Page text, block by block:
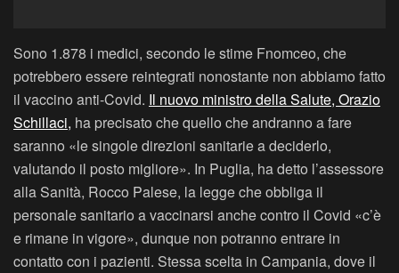
Sono 1.878 i medici, secondo le stime Fnomceo, che
potrebbero essere reintegrati nonostante non abbiamo fatto
il vaccino anti-Covid. Il nuovo ministro della Salute, Orazio
Schillaci, ha precisato che quello che andranno a fare
saranno «le singole direzioni sanitarie a deciderlo,
valutando il posto migliore». In Puglia, ha detto l’assessore
alla Sanità, Rocco Palese, la legge che obbliga il
personale sanitario a vaccinarsi anche contro il Covid «c’è
e rimane in vigore», dunque non potranno entrare in
contatto con i pazienti. Stessa scelta in Campania, dove il